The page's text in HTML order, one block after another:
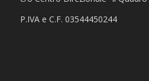
P.IVA e C.F. 03544450244